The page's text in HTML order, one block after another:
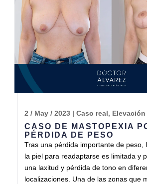
CASO DE MASTOPEXIA
PÉRDIDA DE PESO
2 / May / 2023| Caso real,
Tras una pérdida importante de peso,
la piel para readaptarse es limitada y
una laxitud y pérdida de tono en
localizaciones. Una de las zonas que